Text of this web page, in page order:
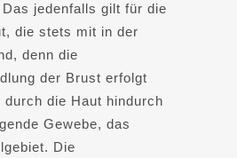
jedenfalls gilt für die
die stets mit in der
denn die
der Brust erfolgt
durch die Haut hindurch
Gewebe, das
Die